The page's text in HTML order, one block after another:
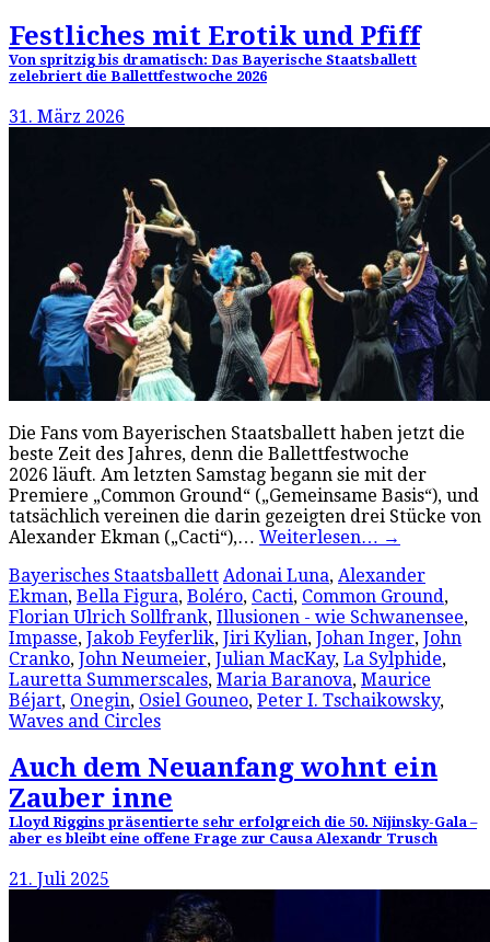
Festliches mit Erotik und Pfiff
Von spritzig bis dramatisch: Das Bayerische Staatsballett
zelebriert die Ballettfestwoche 2026
31. März 2026
Die Fans vom Bayerischen Staatsballett haben jetzt die
beste Zeit des Jahres, denn die Ballettfestwoche
2026 läuft. Am letzten Samstag begann sie mit der
Premiere „Common Ground“ („Gemeinsame Basis“), und
tatsächlich vereinen die darin gezeigten drei Stücke von
Alexander Ekman („Cacti“),… Weiterlesen… →
Bayerisches Staatsballett Adonai Luna, Alexander
Ekman, Bella Figura, Boléro, Cacti, Common Ground,
Florian Ulrich Sollfrank, Illusionen - wie Schwanensee,
Impasse, Jakob Feyferlik, Jiri Kylian, Johan Inger, John
Cranko, John Neumeier, Julian MacKay, La Sylphide,
Lauretta Summerscales, Maria Baranova, Maurice
Béjart, Onegin, Osiel Gouneo, Peter I. Tschaikowsky,
Waves and Circles
Auch dem Neuanfang wohnt ein
Zauber inne
Lloyd Riggins präsentierte sehr erfolgreich die 50. Nijinsky-Gala –
aber es bleibt eine offene Frage zur Causa Alexandr Trusch
21. Juli 2025